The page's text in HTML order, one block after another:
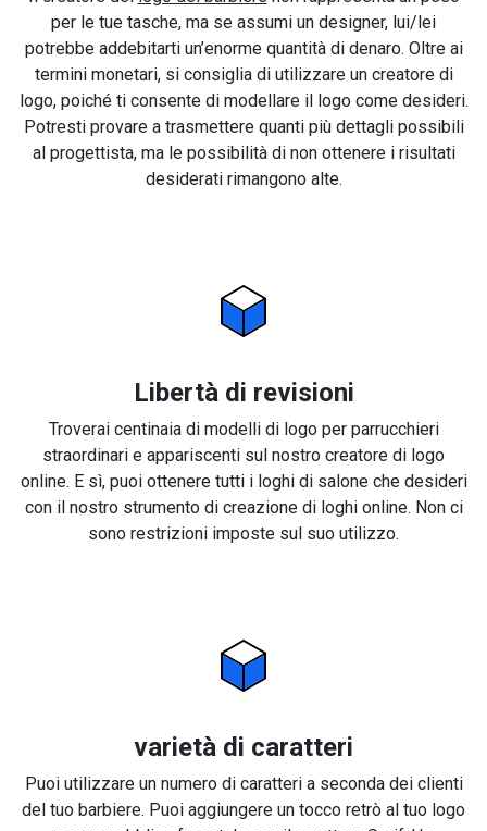
per le tue tasche, ma se assumi un designer, lui/lei
potrebbe addebitarti un’enorme quantità di denaro. Oltre ai
termini monetari, si consiglia di utilizzare un creatore di
logo, poiché ti consente di modellare il logo come desideri.
Potresti provare a trasmettere quanti più dettagli possibili
al progettista, ma le possibilità di non ottenere i risultati
desiderati rimangono alte.
Libertà di revisioni
Troverai centinaia di modelli di logo per parrucchieri
straordinari e appariscenti sul nostro creatore di logo
online. E sì, puoi ottenere tutti i loghi di salone che desideri
con il nostro strumento di creazione di loghi online. Non ci
sono restrizioni imposte sul suo utilizzo.
varietà di caratteri
Puoi utilizzare un numero di caratteri a seconda dei clienti
del tuo barbiere. Puoi aggiungere un tocco retrò al tuo logo